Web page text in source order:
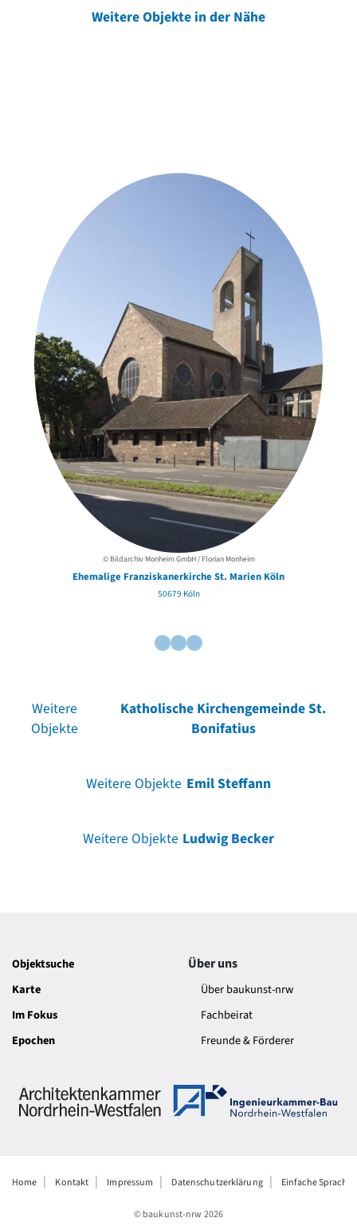
Weitere Objekte in der Nähe
© Bildarchiv Monheim GmbH / Florian Monheim
Ehemalige Franziskanerkirche St. Marien Köln
50679 Köln
Weitere
Objekte
Katholische Kirchengemeinde St.
Bonifatius
Weitere Objekte Emil Steffann
Weitere Objekte Ludwig Becker
Objektsuche
Karte
Im Fokus
Epochen
Über uns
Über baukunst-nrw
Fachbeirat
Freunde & Förderer
Home Kontakt Impressum Datenschutzerklärung Einfache Sprache
© baukunst-nrw2026